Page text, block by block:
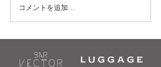
5/31(土)｜GMPD PARTY KREAMM
コメントを追加…